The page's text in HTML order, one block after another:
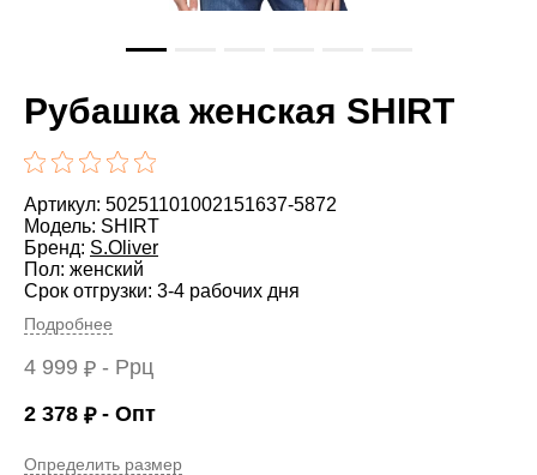
Рубашка женская SHIRT
Артикул: 50251101002151637-5872
Модель: SHIRT
Бренд: S.Oliver
Пол: женский
Срок отгрузки: 3-4 рабочих дня
Подробнее
4 999 ₽ - Ррц
2 378 ₽- Опт
Определить размер